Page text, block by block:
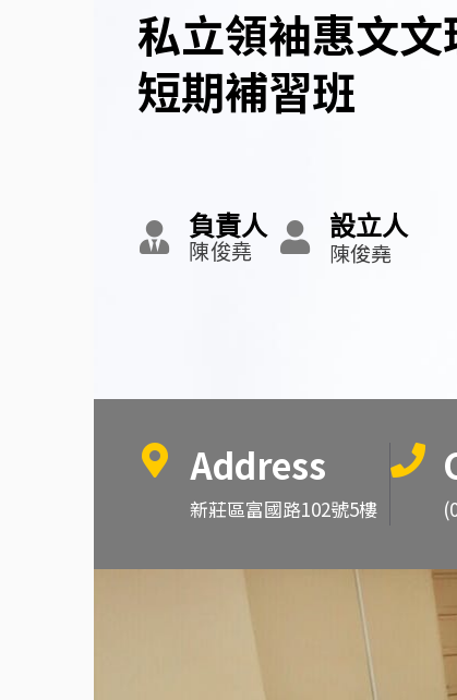
私立領袖惠文文
短期補習班
負責人
陳俊堯
設立人
陳俊堯
Address
新莊區富國路102號5樓